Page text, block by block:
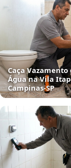
Caça Vazamento
Água na Vila
Campinas‑SP